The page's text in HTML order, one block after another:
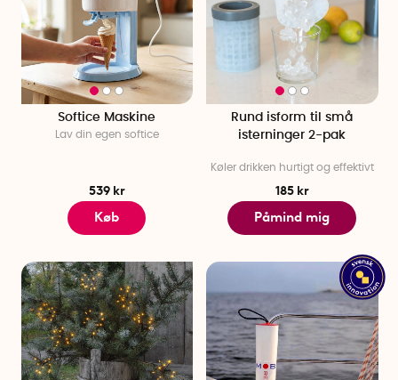
Softice Maskine
Lav din egen softice
539 kr
Køb
Rund isform til små
isterninger 2-pak
Køler drikken hurtigt og effektivt
185 kr
Påmind mig